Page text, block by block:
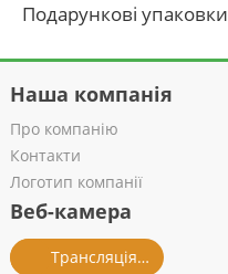
Подарункові упаковки
Наша компанія
Про компанію
Контакти
Логотип компанії
Веб-камера
Трансляція із салону